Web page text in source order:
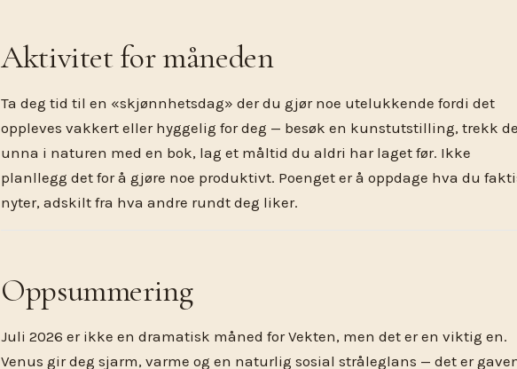
Aktivitet for måneden
Ta deg tid til en «skjønnhetsdag» der du gjør noe utelukkende fordi det
oppleves vakkert eller hyggelig for deg — besøk en kunstutstilling, trekk
unna i naturen med en bok, lag et måltid du aldri har laget før. Ikke
planllegg det for å gjøre noe produktivt. Poenget er å oppdage hva du
nyter, adskilt fra hva andre rundt deg liker.
Oppsummering
Juli 2026 er ikke en dramatisk måned for Vekten, men det er en viktig en.
Venus gir deg sjarm, varme og en naturlig sosial stråleglans — det er